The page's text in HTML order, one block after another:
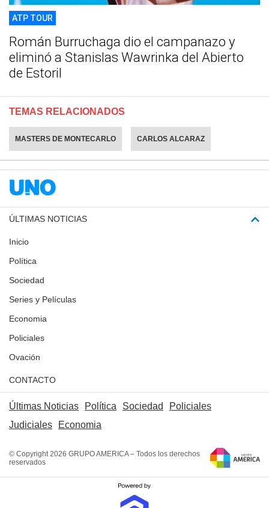
ATP TOUR
Román Burruchaga dio el campanazo y
eliminó a Stanislas Wawrinka del Abierto
de Estoril
TEMAS RELACIONADOS
MASTERS DE MONTECARLO CARLOS ALCARAZ
ÚLTIMAS NOTICIAS
Inicio
Política
Sociedad
Series y Películas
Economia
Policiales
Ovación
CONTACTO
Últimas Noticias Política Sociedad
Policiales
Judiciales
Economia
© Copyright 2026 GRUPO AMERICA – Todos los derechos
reservados